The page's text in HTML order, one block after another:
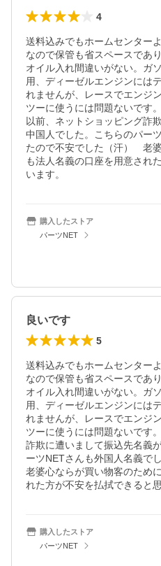
4
送料込みでもホームセンター
なので保管も省スペースであ
オイル入れ間違いがない。ガ
用、ディーゼルエンジンには
れませんが、レースでエンジ
ツーに使うには問題ないです。
以前、ネットショッピング詐
中国人でした。こちらのパー
たので不安でした（汗）　老
も法人名義の口座を用意され
います。
購入したストア
パーツNET
良いです
5
送料込みでもホームセンター
なので保管も省スペースであ
オイル入れ間違いがない。ガ
用、ディーゼルエンジンには
れませんが、レースでエンジ
ツーに使うには問題ないです
詐欺に遭いまして振込先名義
ーツNETさんも外国人名義で
老婆心ならが買い物客のため
れた方が不安を払拭できると思
購入したストア
パーツNET